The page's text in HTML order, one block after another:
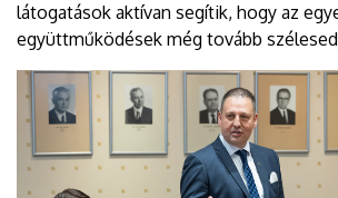
látogatások aktívan segítik, hogy az
együttműködések még tovább